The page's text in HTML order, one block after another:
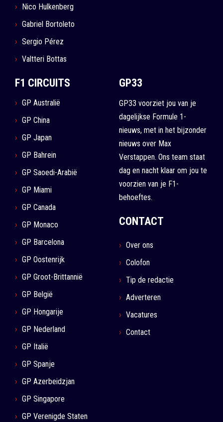
Nico Hulkenberg
Gabriel Bortoleto
Sergio Pérez
Valtteri Bottas
F1 CIRCUITS
GP Australië
GP China
GP Japan
GP Bahrein
GP Saoedi-Arabië
GP Miami
GP Canada
GP Monaco
GP Barcelona
GP Oostenrijk
GP Groot-Brittannië
GP België
GP Hongarije
GP Nederland
GP Italië
GP Spanje
GP Azerbeidzjan
GP Singapore
GP Verenigde Staten
GP33
GP33 voorziet jou van je
dagelijkse Formule 1-
nieuws, met in het bijzonder
nieuws over Max
Verstappen. Ons team staat
dag en nacht klaar om jou te
voorzien van je F1-
behoeftes.
CONTACT
Over ons
Colofon
Tip de redactie
Adverteren
Vacatures
Contact